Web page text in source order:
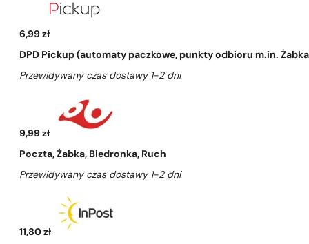
6,99 zł
DPD Pickup (automaty paczkowe, punkty odbioru m.in.
Przewidywany czas dostawy 1-2 dni
9,99 zł
Poczta, Żabka, Biedronka, Ruch
Przewidywany czas dostawy 1-2 dni
11,80 zł